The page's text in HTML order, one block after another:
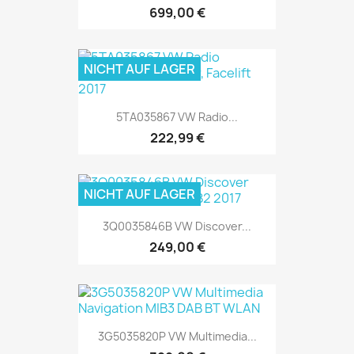
699,00 €
5TA035867 VW Radio...
222,99 €
NICHT AUF LAGER
3Q0035846B VW Discover...
249,00 €
NICHT AUF LAGER
3G5035820P VW Multimedia...